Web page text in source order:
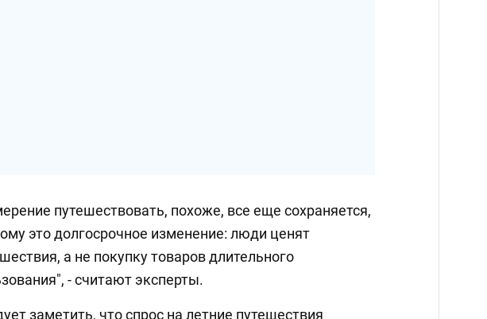
путешествовать, похоже, все еще сохраняется,
это долгосрочное изменение: люди ценят
а не покупку товаров длительного
- считают эксперты.
заметить, что спрос на летние путешествия